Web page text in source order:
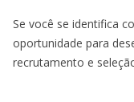
Se você se identifica
oportunidade para
recrutamento e